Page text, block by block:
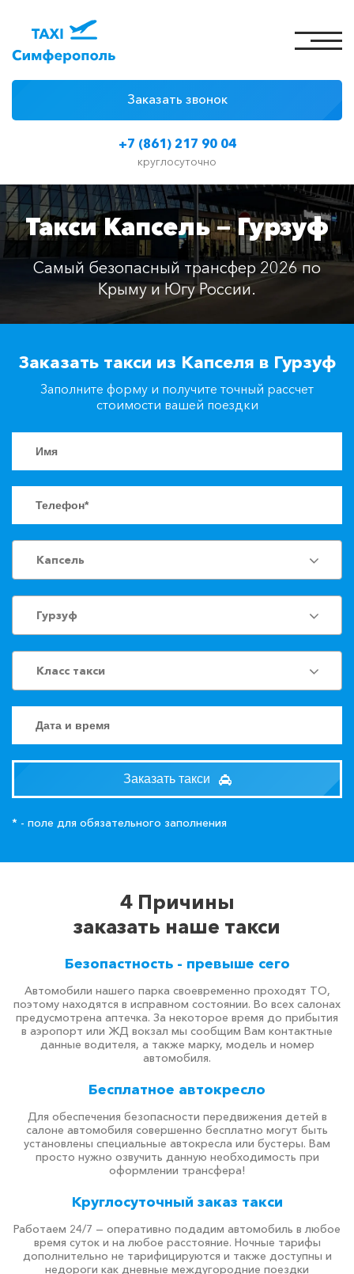
+7 (861) 217 90 04
круглосуточно
Заказать звонок
Цены на такси
Классы автомобилей
Отзывы
Контакты
+7(861)217-90-04
Такси Капсель — Гурзуф
Самый безопасный трансфер 2026 по
Крыму и Югу России.
Заказать такси из Капселя в Гурзуф
Заполните форму и получите точный рассчет
стоимости вашей поездки
Капсель
Гурзуф
Класс такси
Заказать такси
* - поле для обязательного заполнения
4 Причины
заказать наше такси
Безопастность - превыше сего
Автомобили нашего парка своевременно проходят ТО,
поэтому находятся в исправном состоянии. Во всех салонах
предусмотрена аптечка. За некоторое время до прибытия
в аэропорт или ЖД вокзал мы сообщим Вам контактные
данные водителя, а также марку, модель и номер
автомобиля.
Бесплатное автокресло
Для обеспечения безопасности передвижения детей в
салоне автомобиля совершенно бесплатно могут быть
установлены специальные автокресла или бустеры. Вам
просто нужно озвучить данную необходимость при
оформлении трансфера!
Круглосуточный заказ такси
Работаем 24/7 — оперативно подадим автомобиль в любое
время суток и на любое расстояние. Ночные тарифы
дополнительно не тарифицируются и также доступны и
недороги как дневные междугородние поездки